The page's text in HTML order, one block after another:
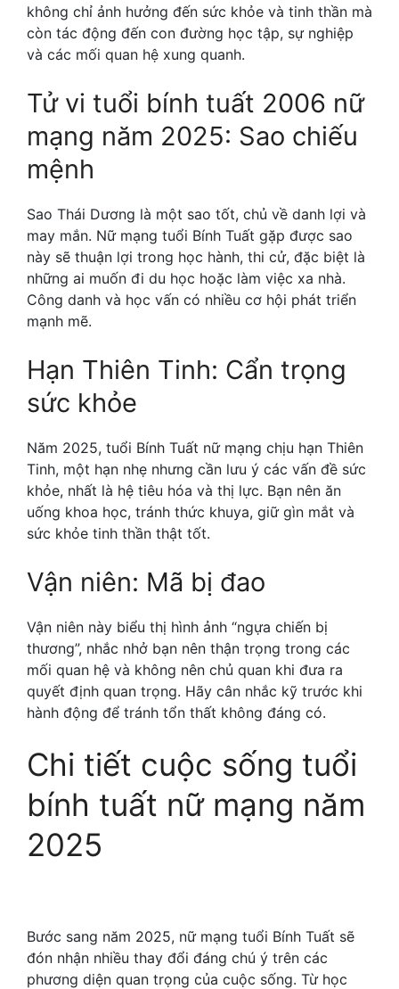
không chỉ ảnh hưởng đến sức khỏe và tinh thần mà
còn tác động đến con đường học tập, sự nghiệp
và các mối quan hệ xung quanh.
Tử vi tuổi bính tuất 2006 nữ
mạng năm 2025: Sao chiếu
mệnh
Sao Thái Dương là một sao tốt, chủ về danh lợi và
may mắn. Nữ mạng tuổi Bính Tuất gặp được sao
này sẽ thuận lợi trong học hành, thi cử, đặc biệt là
những ai muốn đi du học hoặc làm việc xa nhà.
Công danh và học vấn có nhiều cơ hội phát triển
mạnh mẽ.
Hạn Thiên Tinh: Cẩn trọng
sức khỏe
Năm 2025, tuổi Bính Tuất nữ mạng chịu hạn Thiên
Tinh, một hạn nhẹ nhưng cần lưu ý các vấn đề sức
khỏe, nhất là hệ tiêu hóa và thị lực. Bạn nên ăn
uống khoa học, tránh thức khuya, giữ gìn mắt và
sức khỏe tinh thần thật tốt.
Vận niên: Mã bị đao
Vận niên này biểu thị hình ảnh “ngựa chiến bị
thương”, nhắc nhở bạn nên thận trọng trong các
mối quan hệ và không nên chủ quan khi đưa ra
quyết định quan trọng. Hãy cân nhắc kỹ trước khi
hành động để tránh tổn thất không đáng có.
Chi tiết cuộc sống tuổi
bính tuất nữ mạng năm
2025
Bước sang năm 2025, nữ mạng tuổi Bính Tuất sẽ
đón nhận nhiều thay đổi đáng chú ý trên các
phương diện quan trọng của cuộc sống. Từ học